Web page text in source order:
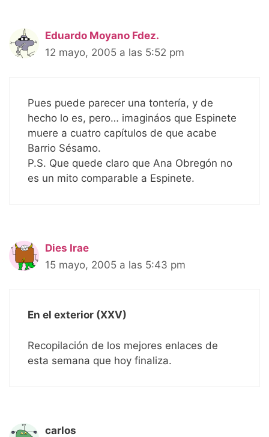
Eduardo Moyano Fdez.
12 mayo, 2005 a las 5:52 pm
Pues puede parecer una tontería, y de
hecho lo es, pero… imagináos que Espinete
muere a cuatro capítulos de que acabe
Barrio Sésamo.
P.S. Que quede claro que Ana Obregón no
es un mito comparable a Espinete.
Dies Irae
15 mayo, 2005 a las 5:43 pm
En el exterior (XXV)
Recopilación de los mejores enlaces de
esta semana que hoy finaliza.
carlos